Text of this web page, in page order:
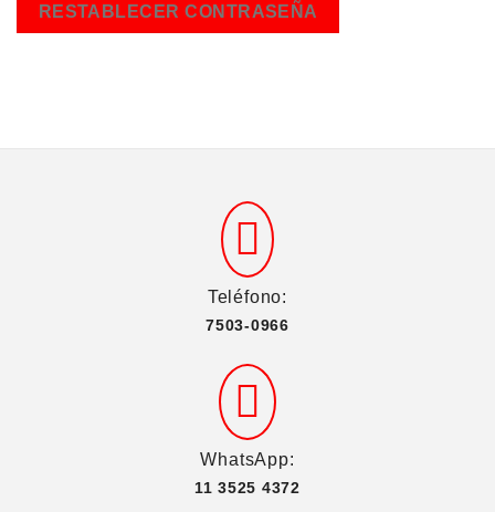
RESTABLECER CONTRASEÑA
Teléfono:
7503-0966
WhatsApp:
11 3525 4372